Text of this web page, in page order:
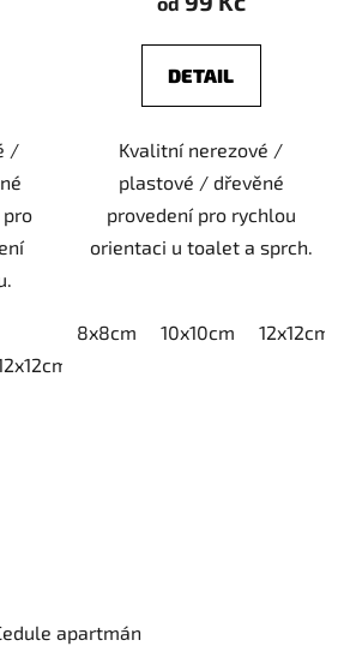
/
pro
DETAIL
Kvalitní nerezové /
plastové / dřevěné
provedení pro rychlou
orientaci u toalet a sprch.
8x8cm 10x10cm 12x12cm
apartmán